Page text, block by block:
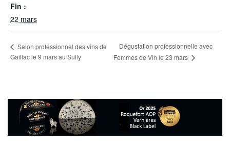
Fin :
22 mars
Salon professionnel des vins de
Gaillac le 9 mars au Sully
Dégustation professionnelle avec
Femmes de Vin le 23 mars